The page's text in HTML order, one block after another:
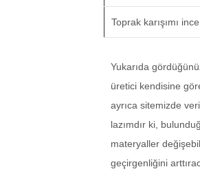
Toprak karışımı ince
Yukarıda
üretici kendisine
ayrıca sitemizde
lazımdır ki,
materyaller
geçirgenliğini